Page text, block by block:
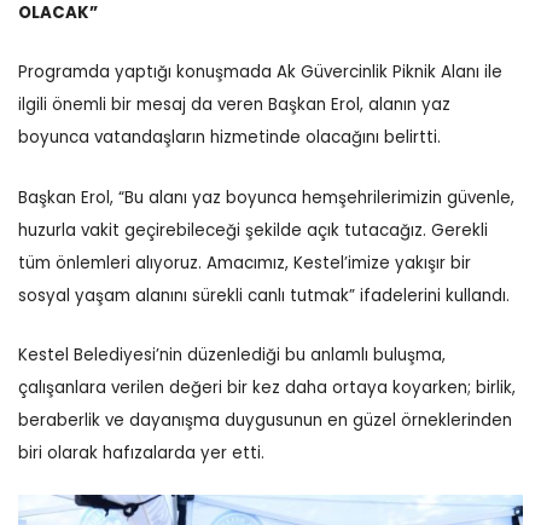
OLACAK”
Programda yaptığı konuşmada Ak Güvercinlik Piknik Alanı ile
ilgili önemli bir mesaj da veren Başkan Erol, alanın yaz
boyunca vatandaşların hizmetinde olacağını belirtti.
Başkan Erol, “Bu alanı yaz boyunca hemşehrilerimizin güvenle,
huzurla vakit geçirebileceği şekilde açık tutacağız. Gerekli
tüm önlemleri alıyoruz. Amacımız, Kestel’imize yakışır bir
sosyal yaşam alanını sürekli canlı tutmak” ifadelerini kullandı.
Kestel Belediyesi’nin düzenlediği bu anlamlı buluşma,
çalışanlara verilen değeri bir kez daha ortaya koyarken; birlik,
beraberlik ve dayanışma duygusunun en güzel örneklerinden
biri olarak hafızalarda yer etti.